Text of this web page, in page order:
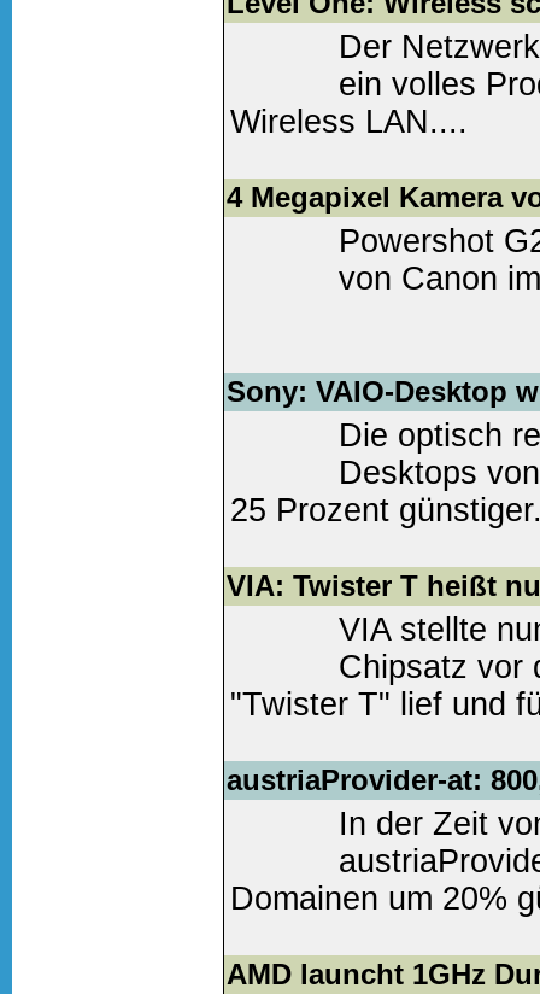
Der
ein volles
Wireless LAN....
Weiter lesen(0
4 Megapixel Kamera
Powershot
von Canon
Sony: VAIO-Desktop
Die optisch
Desktops
25 Prozent
Weiter lesen(0
VIA: Twister T heißt
VIA stellte
Chipsatz vor
"Twister T" lief und
Weiter lesen(0
austriaProvider-at:
In der Zeit
Domainen um 20%
Weiter lesen (0
AMD launcht 1GHz